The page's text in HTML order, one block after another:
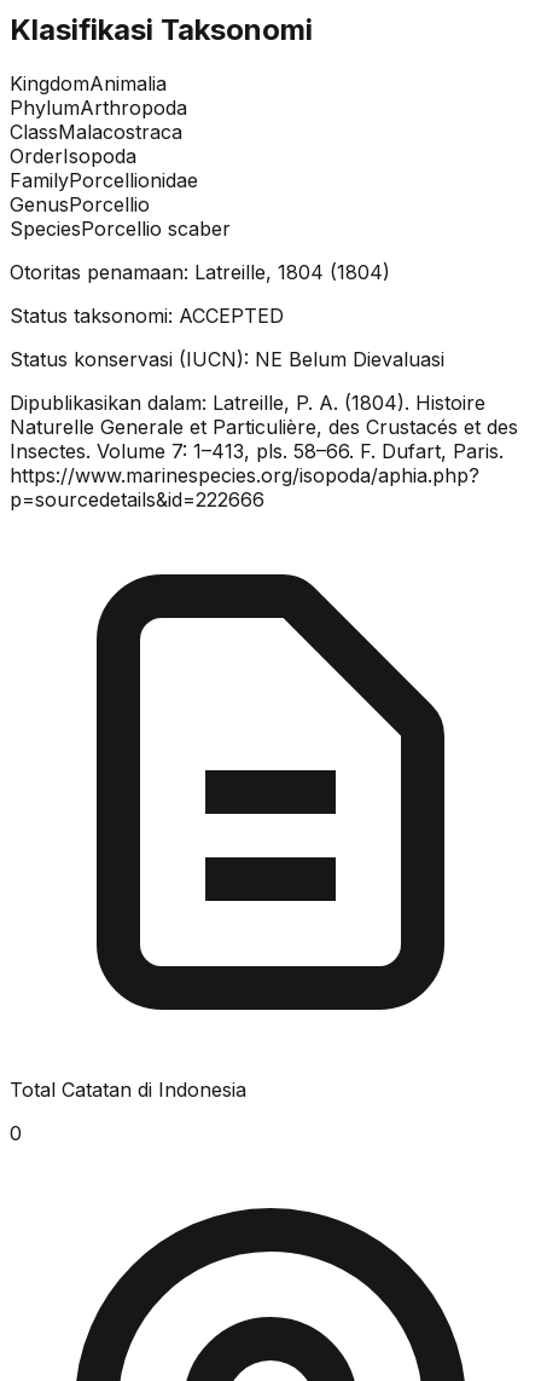
Klasifikasi Taksonomi
KingdomAnimalia
PhylumArthropoda
ClassMalacostraca
OrderIsopoda
FamilyPorcellionidae
GenusPorcellio
SpeciesPorcellio scaber
Otoritas penamaan: Latreille, 1804 (1804)
Status taksonomi: ACCEPTED
Status konservasi (IUCN): NE Belum Dievaluasi
Dipublikasikan dalam: Latreille, P. A. (1804). Histoire
Naturelle Generale et Particulière, des Crustacés et des
Insectes. Volume 7: 1–413, pls. 58–66. F. Dufart, Paris.
https://www.marinespecies.org/isopoda/aphia.php?
p=sourcedetails&id=222666
Total Catatan di Indonesia
0